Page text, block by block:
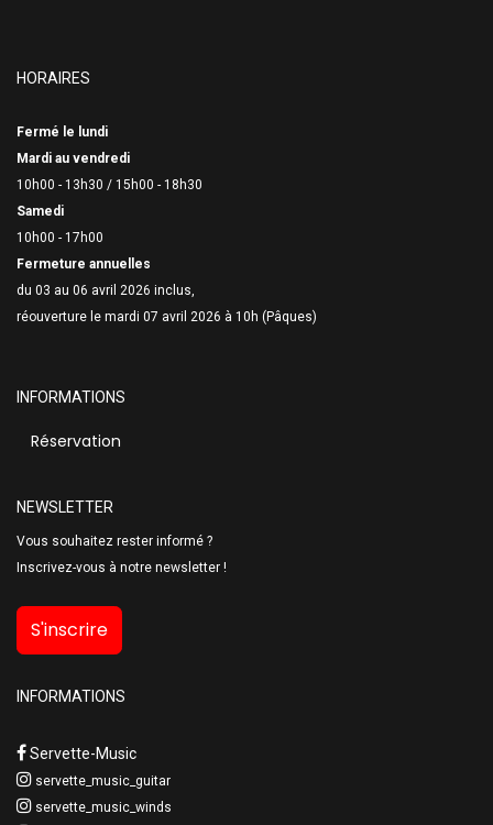
HORAIRES
Fermé le lundi
Mardi au vendredi
10h00 - 13h30 / 15h00 - 18h30
Samedi
10h00 - 17h00
Fermeture annuelles
du 03 au 06 avril 2026 inclus,
réouverture le mardi 07 avril 2026 à 10h (Pâques)
INFORMATIONS
Réservation
NEWSLETTER
Vous souhaitez rester informé ?
Inscrivez-vous à notre newsletter !
S'inscrire
INFORMATIONS
Servette-Music
servette_music_guitar
servette_music_winds